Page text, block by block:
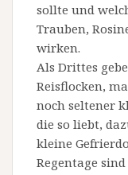
sollte und
Trauben,
wirken.
Als Drittes
Reisflocken,
noch seltener
die so liebt,
kleine
Regentage